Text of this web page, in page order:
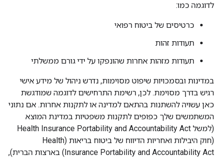
לדוגמה כמו:
כרטיסים של ביטוח רפואי
תעודות זהות
תעודות מזהות אחרות שהונפקו על ידי גורם ממשלתי
במדינות ובסמכויות שיפוט מסוימות, נדרש ניהול של מידע אישי
רגיש בדרך מסוימת. לכן, רשימת התרחישים לדוגמה שמודגשת
כאן עשויה להשתנות בהתאם למדינה או לתקנות אחרות. אם נתוני
המשתמשים שלך כפופים לתקנות משפטיות במדינת המוצא
(למשל Health Insurance Portability and Accountability Act
(חוק היבילות ואחריות הדיווח של ביטוח בריאות (Health
Insurance Portability and Accountability Act) בארצות הברית),